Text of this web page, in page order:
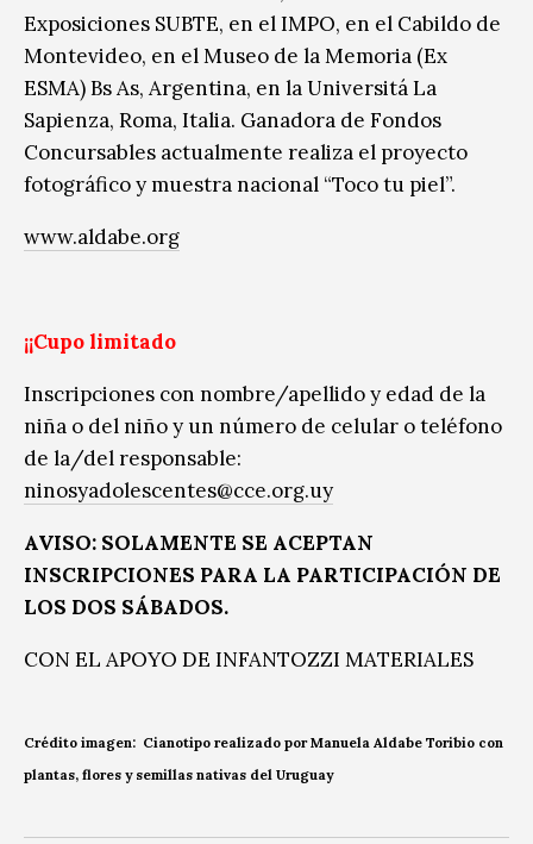
Exposiciones SUBTE, en el IMPO, en el Cabildo de
Montevideo, en el Museo de la Memoria (Ex
ESMA) Bs As, Argentina, en la Universitá La
Sapienza, Roma, Italia. Ganadora de Fondos
Concursables actualmente realiza el proyecto
fotográfico y muestra nacional “Toco tu piel”.
www.aldabe.org
¡¡Cupo limitado
Inscripciones con nombre/apellido y edad de la
niña o del niño y un número de celular o teléfono
de la/del responsable:
ninosyadolescentes@cce.org.uy
AVISO: SOLAMENTE SE ACEPTAN
INSCRIPCIONES PARA LA PARTICIPACIÓN DE
LOS DOS SÁBADOS.
CON EL APOYO DE INFANTOZZI MATERIALES
Crédito imagen: Cianotipo realizado por Manuela Aldabe Toribio con
plantas, flores y semillas nativas del Uruguay